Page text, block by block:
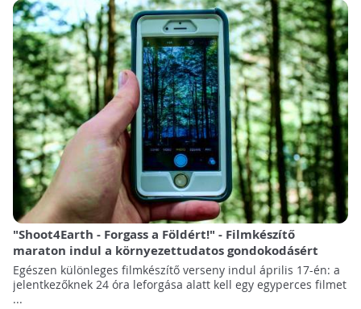
"Shoot4Earth - Forgass a Földért!" - Filmkészítő
maraton indul a környezettudatos gondokodásért
Egészen különleges filmkészítő verseny indul április 17-én: a
jelentkezőknek 24 óra leforgása alatt kell egy egyperces filmet
...